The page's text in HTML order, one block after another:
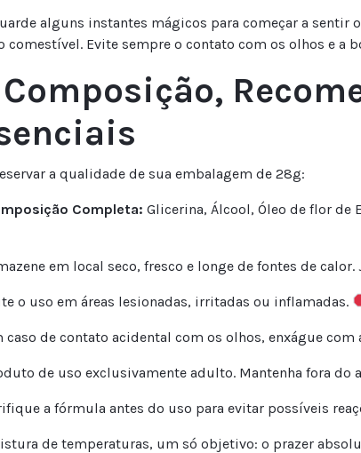
alguns instantes mágicos para começar a
comestível. Evite sempre o contato com os olhos e a
Composição,
a qualidade de sua embalagem de 28g:
Completa: Glicerina, Álcool, Óleo de flor
em local seco, fresco e longe de fontes de
o uso em áreas lesionadas, irritadas ou inflamadas.
caso de contato acidental com os olhos, enxágue com
de uso exclusivamente adulto. Mantenha fora do
a fórmula antes do uso para evitar possíveis
de temperaturas, um só objetivo: o prazer